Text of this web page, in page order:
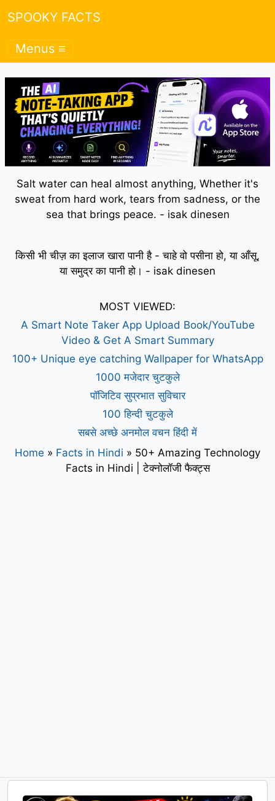
SPOOKY FACTS
Menus ≡
Salt water can heal almost anything, Whether it's
sweat from hard work, tears from sadness, or the
sea that brings peace. - isak dinesen
किसी भी चीज़ का इलाज खारा पानी है - चाहे वो पसीना हो, या आँसू,
या समुद्र का पानी हो। - isak dinesen
MOST VIEWED:
A Smart Note Taker App Upload Book/YouTube
Video & Get A Smart Summary
100+ Unique eye catching Wallpaper for WhatsApp
1000 मजेदार चुटकुले
पॉजिटिव सुप्रभात सुविचार
100 हिन्दी चुटकुले
सबसे अच्छे अनमोल वचन हिंदी में
Home » Facts in Hindi » 50+ Amazing Technology
Facts in Hindi | टेक्नोलॉजी फैक्ट्स